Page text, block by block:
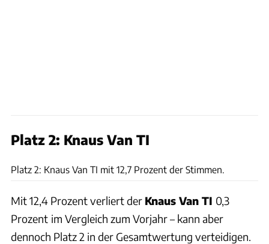
Platz 2: Knaus Van TI
Platz 2: Knaus Van TI mit 12,7 Prozent der Stimmen.
Mit 12,4 Prozent verliert der Knaus Van TI 0,3
Prozent im Vergleich zum Vorjahr – kann aber
dennoch Platz 2 in der Gesamtwertung verteidigen.